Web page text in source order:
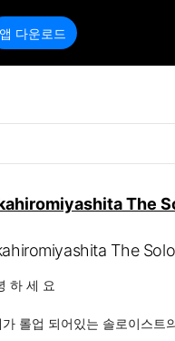
앱 다운로드
The
The
하 세 요
가 롤업 되어있는 솔로이스트